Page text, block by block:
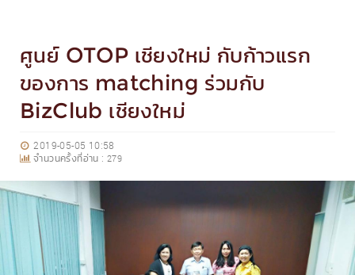
ศูนย์ OTOP เชียงใหม่ กับก้าวแรก
ของการ matching ร่วมกับ
BizClub เชียงใหม่
2019-05-05 10:58
จำนวนครั้งที่อ่าน : 279